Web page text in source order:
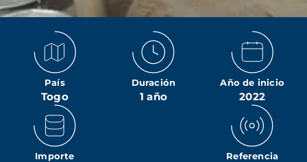
País
Togo
Duración
1 año
Año de inicio
2022
Importe Referencia